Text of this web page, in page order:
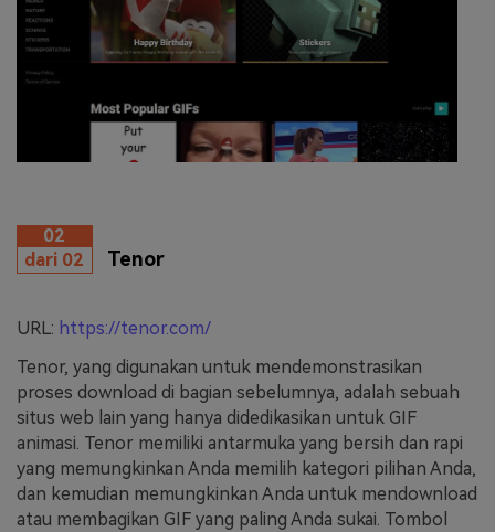
02
dari 02
Tenor
URL: https://tenor.com/
Tenor, yang digunakan untuk mendemonstrasikan
proses download di bagian sebelumnya, adalah sebuah
situs web lain yang hanya didedikasikan untuk GIF
animasi. Tenor memiliki antarmuka yang bersih dan rapi
yang memungkinkan Anda memilih kategori pilihan Anda,
dan kemudian memungkinkan Anda untuk mendownload
atau membagikan GIF yang paling Anda sukai. Tombol